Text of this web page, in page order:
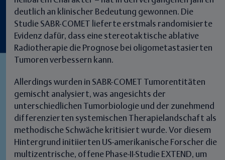
deutlich an klinischer Bedeutung gewonnen. Die
Studie SABR-COMET lieferte erstmals randomisierte
Evidenz dafür, dass eine stereotaktische ablative
Radiotherapie die Prognose bei oligometastasierten
Tumoren verbessern kann.
Allerdings wurden in SABR-COMET Tumorentitäten
gemischt analysiert, was angesichts der
unterschiedlichen Tumorbiologie und der zunehmend
differenzierten systemischen Therapielandschaft als
methodische Schwäche kritisiert wurde. Vor diesem
Hintergrund initiierten US-amerikanische Forscher die
multizentrische, offene Phase-II-Studie EXTEND, um